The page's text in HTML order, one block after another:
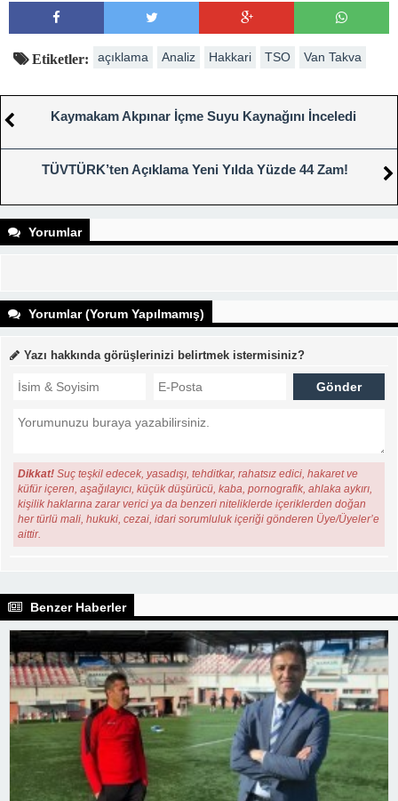
Etiketler: açıklama Analiz Hakkari TSO Van Takva
Kaymakam Akpınar İçme Suyu Kaynağını İnceledi
TÜVTÜRK’ten Açıklama Yeni Yılda Yüzde 44 Zam!
Yorumlar
Yorumlar (Yorum Yapılmamış)
Yazı hakkında görüşlerinizi belirtmek istermisiniz?
Dikkat! Suç teşkil edecek, yasadışı, tehditkar, rahatsız edici, hakaret ve
küfür içeren, aşağılayıcı, küçük düşürücü, kaba, pornografik, ahlaka aykırı,
kişilik haklarına zarar verici ya da benzeri niteliklerde içeriklerden doğan
her türlü mali, hukuki, cezai, idari sorumluluk içeriği gönderen Üye/Üyeler’e
aittir.
Benzer Haberler